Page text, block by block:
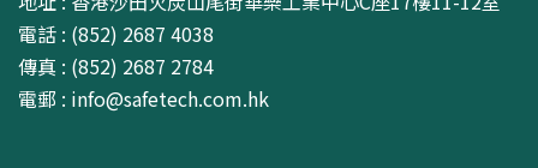
電話 : (852) 2687 4038
傳真 : (852) 2687 2784
電郵 : info@safetech.com.hk